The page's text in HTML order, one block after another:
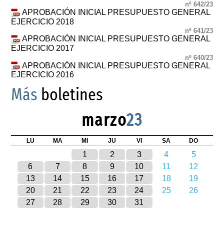
nº 642/23
APROBACIÓN INICIAL PRESUPUESTO GENERAL
EJERCICIO 2018
nº 641/23
APROBACIÓN INICIAL PRESUPUESTO GENERAL
EJERCICIO 2017
nº 640/23
APROBACIÓN INICIAL PRESUPUESTO GENERAL
EJERCICIO 2016
Más boletines
marzo23
LU MA MI JU VI SA DO
1 2 3 4
5
6
7 8 9 10 11
12
13
14 15 16 17 18
19
20
21 22 23 24 25
26
27
28 29 30 31